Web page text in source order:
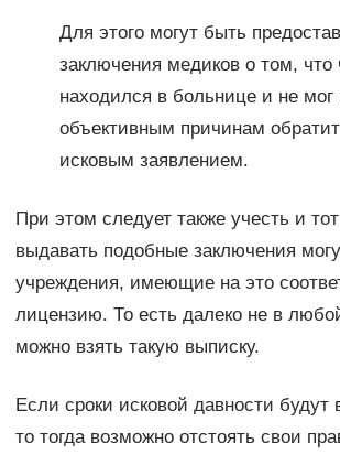
Для этого могут быть
заключения медиков о том, что
находился в больнице и не мог
объективным причинам
исковым заявлением.
При этом следует также учесть и
выдавать подобные заключения
учреждения, имеющие на это
лицензию. То есть далеко не в
можно взять такую выписку.
Если сроки исковой давности будут
то тогда возможно отстоять свои